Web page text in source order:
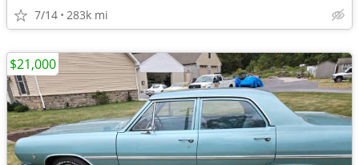
7/14 283k mi
$21,000